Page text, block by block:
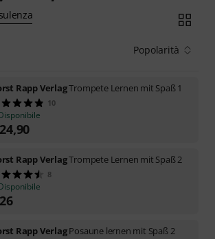
Popolarità
Rapp VerlagTrompete Lernen mit Spaß 1
10
24,90
Rapp VerlagTrompete Lernen mit Spaß 2
8
26
Rapp VerlagPosaune lernen mit Spaß 2